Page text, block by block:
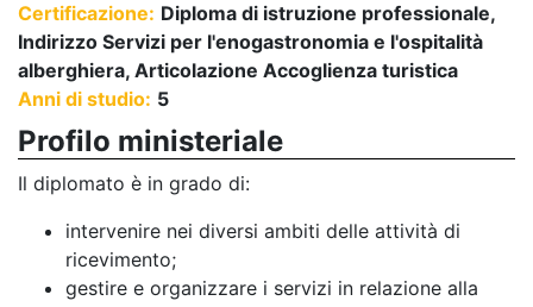
Certificazione: Diploma di istruzione professionale,
Indirizzo Servizi per l'enogastronomia e l'ospitalità
alberghiera, Articolazione Accoglienza turistica
Anni di studio: 5
Profilo ministeriale
Il diplomato è in grado di:
intervenire nei diversi ambiti delle attività di
ricevimento;
gestire e organizzare i servizi in relazione alla